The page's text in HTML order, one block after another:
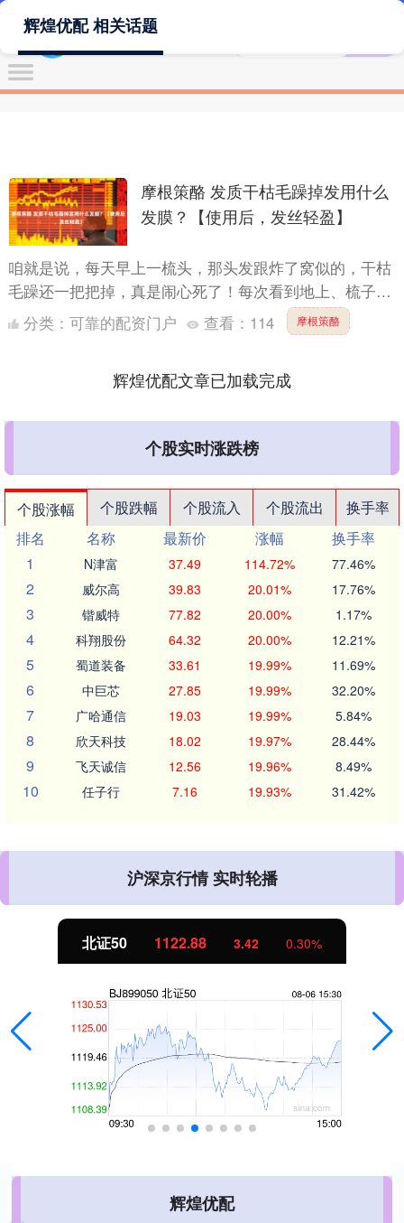
辉煌优配 相关话题
摩根策酪 发质干枯毛躁掉发用什么
发膜？【使用后，发丝轻盈】
咱就是说，每天早上一梳头，那头发跟炸了窝似的，干枯
毛躁还一把把掉，真是闹心死了！每次看到地上、梳子上
全是头发，心里就一阵无奈。相信不少姐妹也跟我有一样
的烦恼吧？....
分类： 可靠的配资门户 查看： 114 摩根策酪
辉煌优配文章已加载完成
个股实时涨跌榜
个股涨幅 个股跌幅 个股流入 个股流出
换手率
排名
名称 最新价 涨幅
换手率
1
N津富 37.49 114.72% 77.46%
2 威尔高 39.83 20.01% 17.76%
3 锴威特 77.82 20.00% 1.17%
4 科翔股份 64.32 20.00% 12.21%
5 蜀道装备 33.61 19.99% 11.69%
6 中巨芯 27.85 19.99% 32.20%
7 广哈通信 19.03 19.99% 5.84%
8 欣天科技 18.02 19.97% 28.44%
9 飞天诚信 12.56 19.96% 8.49%
10 任子行 7.16 19.93% 31.42%
沪深京行情 实时轮播
北证50 1122.88 3.42 0.30%
辉煌优配